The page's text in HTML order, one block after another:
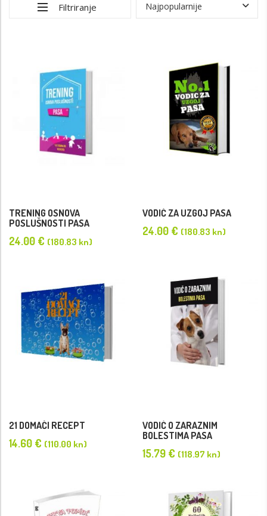
Filtriranje
TRENING OSNOVA
POSLUŠNOSTI PASA
24.00 € (180.83 kn)
VODIČ ZA UZGOJ PASA
24.00 € (180.83 kn)
21 DOMAĆI RECEPT
14.60 € (110.00 kn)
VODIČ O ZARAZNIM
BOLESTIMA PASA
15.79 € (118.97 kn)